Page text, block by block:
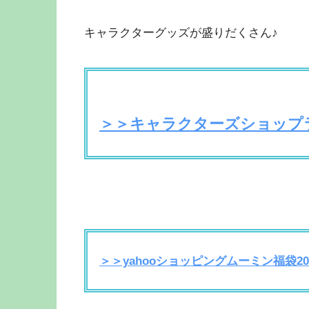
キャラクターグッズが盛りだくさん♪
＞＞キャラクターズショップ
＞＞yahooショッピングムーミン福袋